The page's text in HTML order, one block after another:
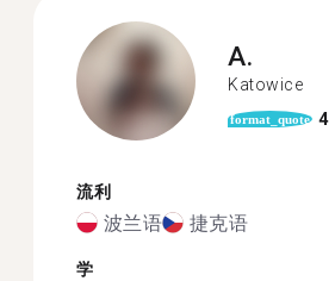
A.
Katowice
format_quote 4
流利
波兰语 捷克语
学